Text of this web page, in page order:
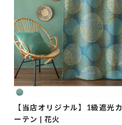
【当店オリジナル】1級遮光カ
ーテン | 花火